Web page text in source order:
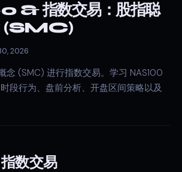
指数交易：股指聪
(SMC)
2026
念 (SMC) 进行指数交易。学习 NAS100
段行为、盘前分析、开盘区间策略以及
数交易